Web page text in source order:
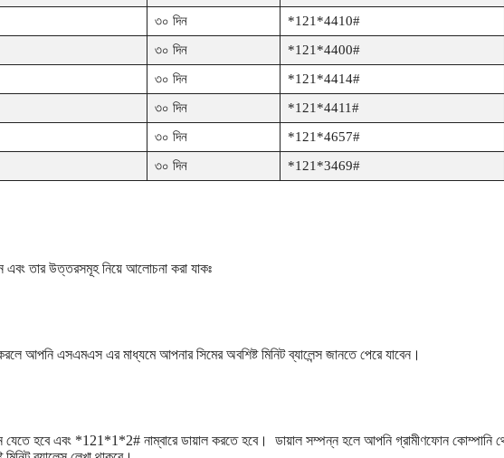
৩০ দিন
*121*4410#
৩০ দিন
*121*4400#
৩০ দিন
*121*4414#
৩০ দিন
*121*4411#
৩০ দিন
*121*4657#
৩০ দিন *121*3469#
এবং তার উত্তরসমূহ নিয়ে আলোচনা করা যাকঃ
আপনি এসএমএস এর মাধ্যমে আপনার সিমের অবশিষ্ট মিনিট ব্যালেন্স জানতে পেরে যাবেন।
যেতে হবে এবং *121*1*2# নাম্বারে ডায়াল করতে হবে। ডায়াল সম্পন্ন হলে আপনি গ্রামীণফোন কোম্পানি